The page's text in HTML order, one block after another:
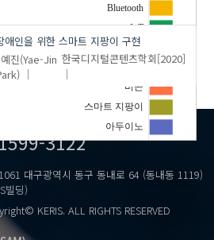
Bluetooth
IoT
Smart cane
블루투스
비콘
스마트 지팡이
아두이노
인을 위한 스마트 지팡이 구현
진(Yae-Jin 한국디지털콘텐츠학회[2020]
3122
대구광역시 동구 동내로 64 (동내동 1119)
빌딩)
KERIS. ALL RIGHTS RESERVED